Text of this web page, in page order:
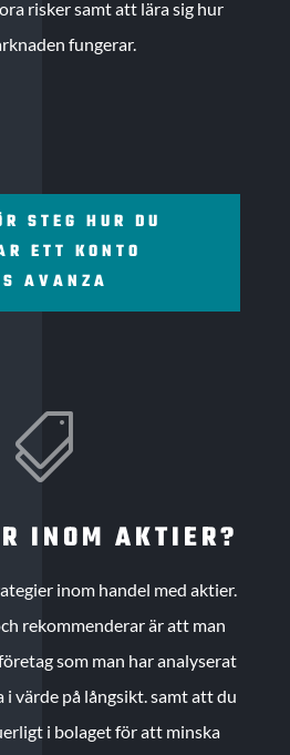
risker samt att lära sig hur
fungerar.
STEG HUR DU
ETT KONTO
AVANZA

INOM AKTIER?
inom handel med aktier.
rekommenderar är att man
som man har analyserat
värde på långsikt. samt att du
i bolaget för att minska